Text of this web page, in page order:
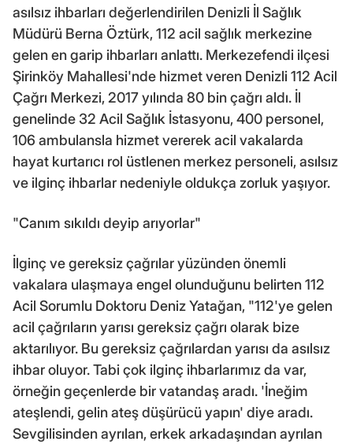
asılsız ihbarları değerlendirilen Denizli İl Sağlık
Müdürü Berna Öztürk, 112 acil sağlık merkezine
gelen en garip ihbarları anlattı. Merkezefendi ilçesi
Şirinköy Mahallesi'nde hizmet veren Denizli 112 Acil
Çağrı Merkezi, 2017 yılında 80 bin çağrı aldı. İl
genelinde 32 Acil Sağlık İstasyonu, 400 personel,
106 ambulansla hizmet vererek acil vakalarda
hayat kurtarıcı rol üstlenen merkez personeli, asılsız
ve ilginç ihbarlar nedeniyle oldukça zorluk yaşıyor.
"Canım sıkıldı deyip arıyorlar"
İlginç ve gereksiz çağrılar yüzünden önemli
vakalara ulaşmaya engel olunduğunu belirten 112
Acil Sorumlu Doktoru Deniz Yatağan, "112'ye gelen
acil çağrıların yarısı gereksiz çağrı olarak bize
aktarılıyor. Bu gereksiz çağrılardan yarısı da asılsız
ihbar oluyor. Tabi çok ilginç ihbarlarımız da var,
örneğin geçenlerde bir vatandaş aradı. 'İneğim
ateşlendi, gelin ateş düşürücü yapın' diye aradı.
Sevgilisinden ayrılan, erkek arkadaşından ayrılan